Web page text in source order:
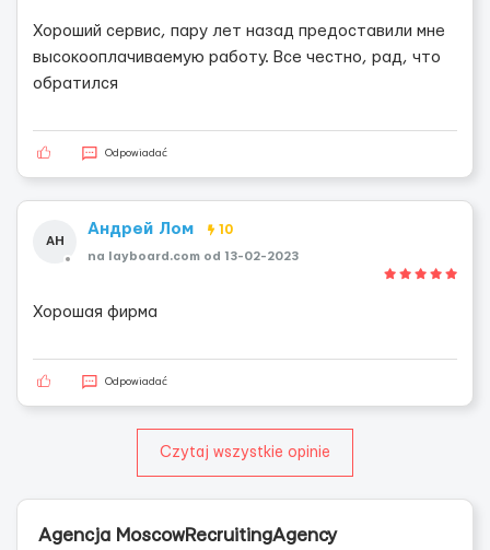
Хороший сервис, пару лет назад предоставили мне
высокооплачиваемую работу. Все честно, рад, что
обратился
Odpowiadać
АН
Андрей Лом 10
na layboard.com od 13-02-2023
Хорошая фирма
Odpowiadać
Czytaj wszystkie opinie
Agencja MoscowRecruitingAgency